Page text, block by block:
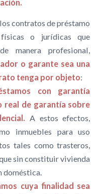
contratos de préstamo
o jurídicas que
manera profesional,
o garante sea una
tenga por objeto:
con garantía
real de garantía sobre
A estos efectos,
inmuebles para uso
tales como trasteros,
sin constituir vivienda
doméstica.
cuya finalidad sea